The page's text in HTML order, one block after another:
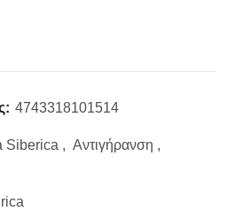
4743318101514
Siberica , Αντιγήρανση ,